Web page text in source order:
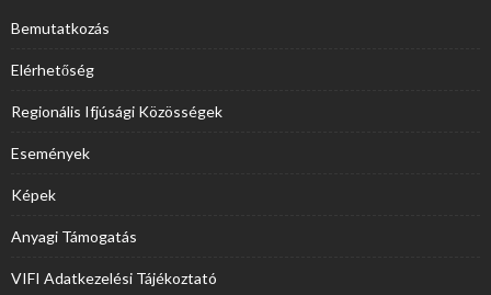
Bemutatkozás
Elérhetőség
Regionális Ifjúsági Közösségek
Események
Képek
Anyagi Támogatás
VIFI Adatkezelési Tájékoztató